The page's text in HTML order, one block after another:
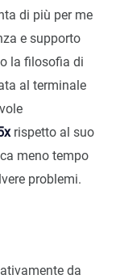
di più per me
e supporto
la filosofia di
al terminale
rispetto al suo
meno tempo
problemi.
da